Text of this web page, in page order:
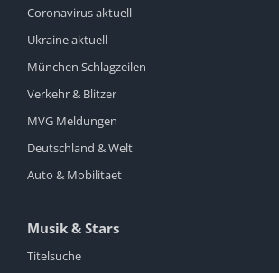
Coronavirus aktuell
Ukraine aktuell
München Schlagzeilen
Verkehr & Blitzer
MVG Meldungen
Deutschland & Welt
Auto & Mobilitaet
Musik & Stars
Titelsuche